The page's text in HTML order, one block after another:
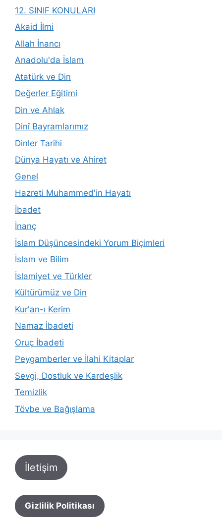
12. SINIF KONULARI
Akaid İlmi
Allah İnancı
Anadolu'da İslam
Atatürk ve Din
Değerler Eğitimi
Din ve Ahlak
Dinî Bayramlarımız
Dinler Tarihi
Dünya Hayatı ve Ahiret
Genel
Hazreti Muhammed'in Hayatı
İbadet
İnanç
İslam Düşüncesindeki Yorum Biçimleri
İslam ve Bilim
İslamiyet ve Türkler
Kültürümüz ve Din
Kur'an-ı Kerim
Namaz İbadeti
Oruç İbadeti
Peygamberler ve İlahi Kitaplar
Sevgi, Dostluk ve Kardeşlik
Temizlik
Tövbe ve Bağışlama
İletişim
Gizlilik Politikası